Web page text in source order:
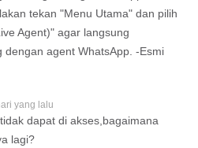
tekan "Menu Utama" dan pilih
Agent)" agar langsung
dengan agent WhatsApp. -Esmi
yang lalu
dapat di akses,bagaimana
lagi?